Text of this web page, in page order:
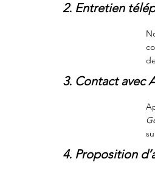
2. Entretien
3. Contact avec
4. Proposition